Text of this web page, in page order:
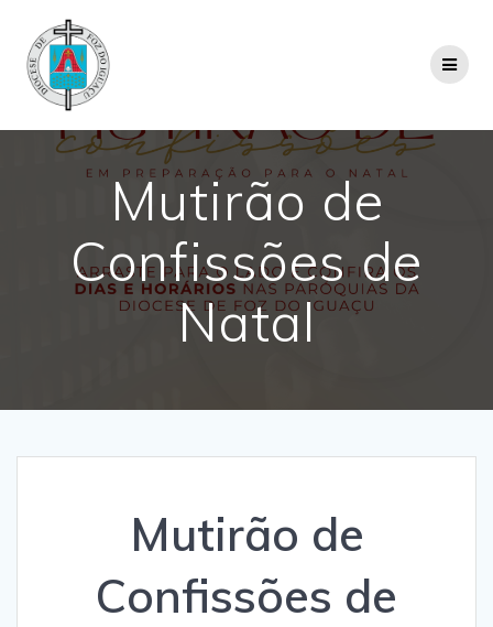
Mutirão de
Confissões de
Natal
Mutirão de
Confissões de